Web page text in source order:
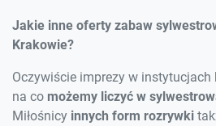
Jakie inne oferty zabaw
Krakowie?
Oczywiście imprezy w
na co możemy liczyć w
Miłośnicy innych form rozrywki